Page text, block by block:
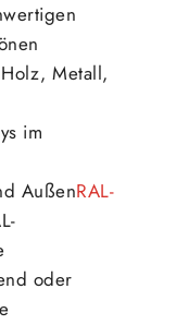
Metall,
im
AußenRAL-
oder